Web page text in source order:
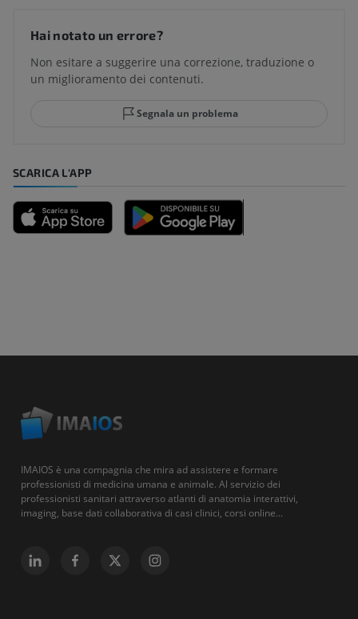
Hai notato un errore?
Non esitare a suggerire una correzione, traduzione o
un miglioramento dei contenuti.
Segnala un problema
SCARICA L'APP
IMAIOS è una compagnia che mira ad assistere e formare
professionisti di medicina umana e animale. Al servizio dei
professionisti sanitari attraverso atlanti di anatomia interattivi,
imaging, base dati collaborativa di casi clinici, corsi online...